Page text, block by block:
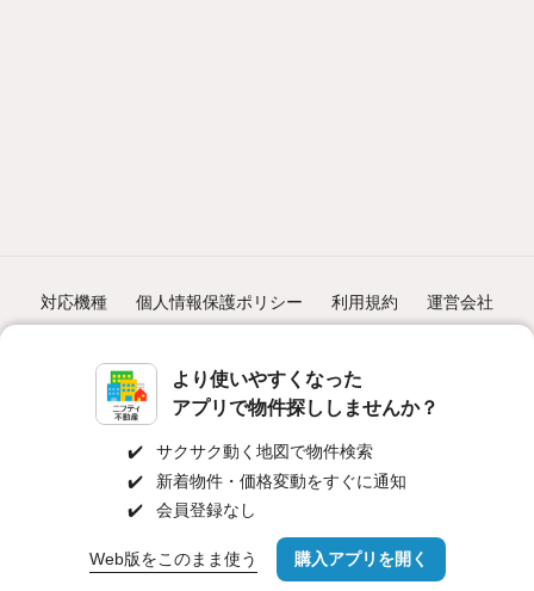
より使いやすくなった
アプリで物件探ししませんか？
✔️
サクサク動く地図で物件検索
✔️
新着物件・価格変動をすぐに通知
✔️
会員登録なし
Web版をこのまま使う 購入アプリを開く
市区町村を変更 詳細条件を変更
対応機種 個人情報保護ポリシー 利用規約 運営会社
©NIFTY Lifestyle Co., Ltd.